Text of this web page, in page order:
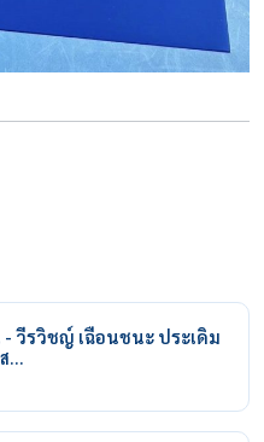
วีรวิชญ์ เฉือนชนะ ประเดิม